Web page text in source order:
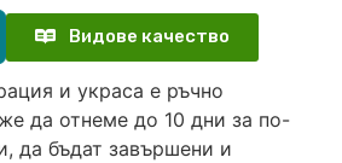
Видове качество
и украса е ръчно
да отнеме до 10 дни за по-
да бъдат завършени и